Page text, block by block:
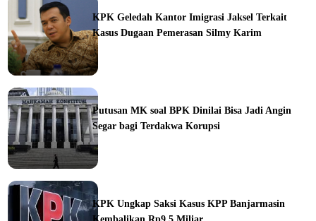
KPK Geledah Kantor Imigrasi Jaksel Terkait
Kasus Dugaan Pemerasan Silmy Karim
Putusan MK soal BPK Dinilai Bisa Jadi Angin
Segar bagi Terdakwa Korupsi
KPK Ungkap Saksi Kasus KPP Banjarmasin